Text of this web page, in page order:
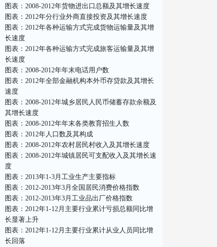
图表：2008-2012年货物进出口总额及其增长速度
图表：2012年分行业外商直接投资及其增长速度
图表：2012年各种运输方式完成货物运输量及其增
长速度
图表：2012年各种运输方式完成旅客运输量及其增
长速度
图表：2008-2012年年末电话用户数
图表：2012年全部金融机构本外币存贷款及其增长
速度
图表：2008-2012年城乡居民人民币储蓄存款余额及
其增长速度
图表：2008-2012年年末各类教育招生人数
图表：2012年人口数及其构成
图表：2008-2012年农村居民村收入及其增长速度
图表：2008-2012年城镇居民可支配收入及其增长速
度
图表：2013年1-3月工业生产主要指标
图表：2012-2013年3月全国居民消费价格指数
图表：2012-2013年3月工业品出厂价格指数
图表：2012年1-12月主要行业累计亏损总额同比增
长显著上升
图表：2012年1-12月主要行业累计从业人员同比增
长回落